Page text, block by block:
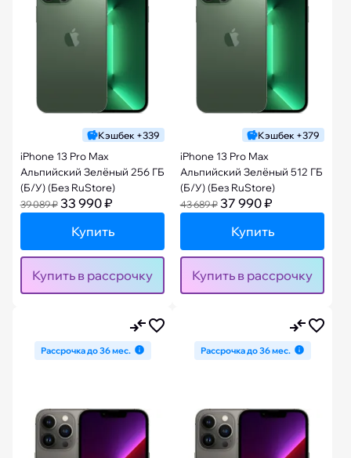
Кэшбек +339
iPhone 13 Pro Max
Альпийский Зелёный 256 ГБ
(Б/У) (Без RuStore)
39 089 ₽ 33 990 ₽
Купить
Купить в рассрочку
Кэшбек +379
iPhone 13 Pro Max
Альпийский Зелёный 512 ГБ
(Б/У) (Без RuStore)
43 689 ₽ 37 990 ₽
Купить
Купить в рассрочку
Рассрочка до 36 мес. Рассрочка до 36 мес.